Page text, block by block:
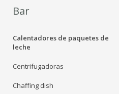
Bar
Calentadores de paquetes de
leche
Centrifugadoras
Chaffing dish